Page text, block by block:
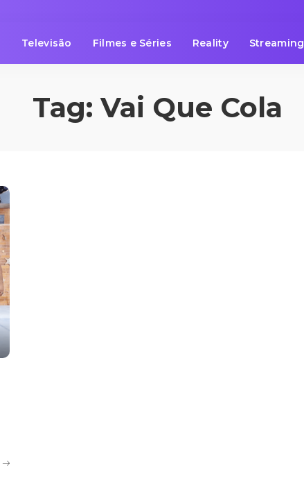
Televisão Filmes e Séries Reality Streaming
Tag:Vai Que Cola